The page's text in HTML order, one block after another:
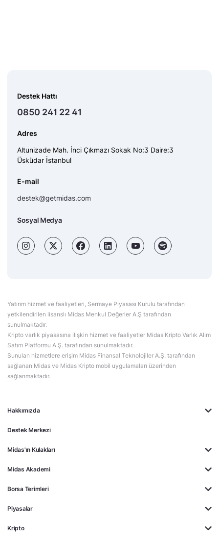
Hakkımızda
Destek Merkezi
Midas'ın Kulakları
Midas Akademi
Borsa Terimleri
Piyasalar
Kripto
Destek Hattı
0850 241 22 41
Adres
Altunizade Mah. İnci Çıkmazı Sokak No:3 Daire:3
Üsküdar İstanbul
E-mail
destek@getmidas.com
Sosyal Medya
Yatırım hizmet ve faaliyetleri, Sermaye Piyasası Kurulu tarafından
yetkilendirilen lisanslı Midas Menkul Değerler A.Ş tarafından
sunulmaktadır.
Kripto varlık piyasasına ilişkin hizmet ve faaliyetler Midas Kripto Varlık Alım
Satım Platformu A.Ş. tarafından sunulmaktadır.
Sunulan hizmetlere erişim Midas Finansal Teknolojiler A.Ş. tarafından
sağlanan Midas ve Midas Kripto mobil uygulamaları üzerinden
sağlanmaktadır.